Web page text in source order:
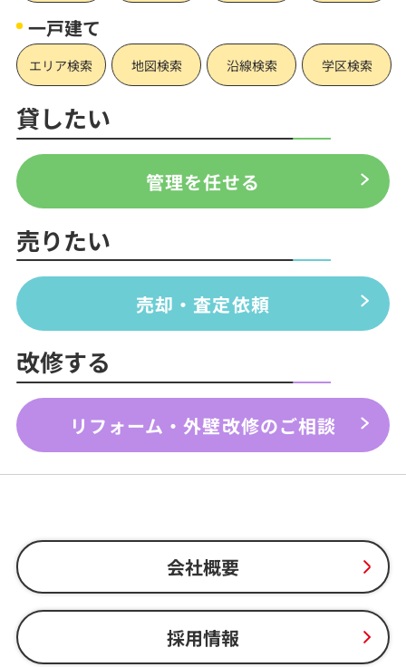
一戸建て
エリア検索 地図検索 沿線検索 学区検索
貸したい
管理を任せる
売りたい
売却・査定依頼
改修する
リフォーム・外壁改修のご相談
会社概要
採用情報